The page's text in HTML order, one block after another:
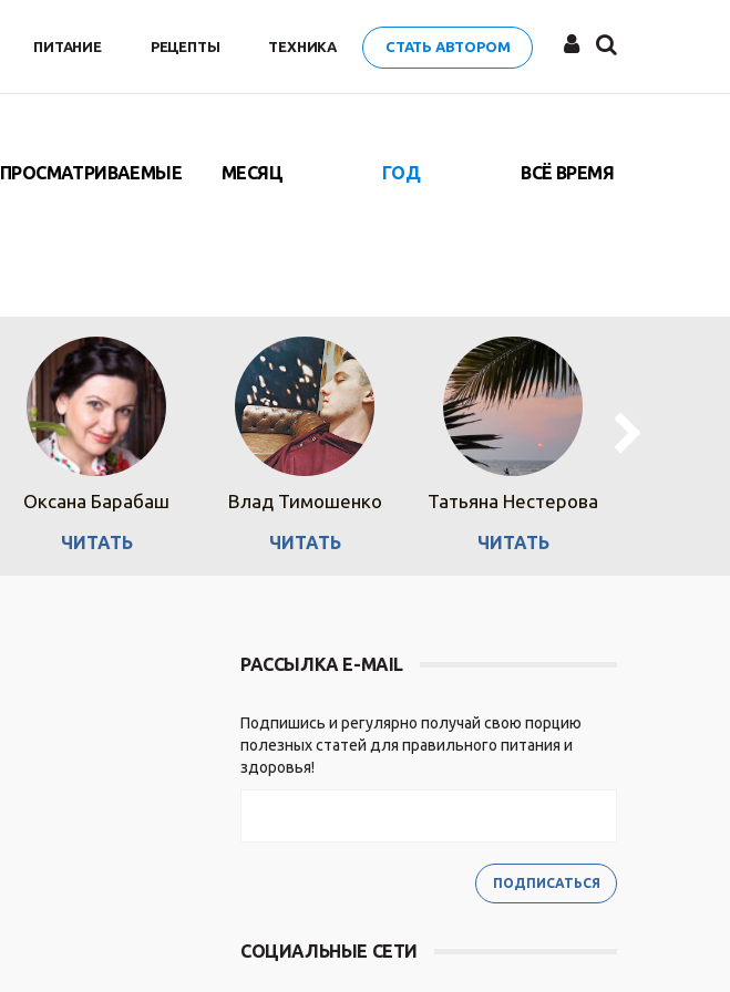
ПИТАНИЕ РЕЦЕПТЫ ТЕХНИКА СТАТЬ АВТОРОМ
ПРОСМАТРИВАЕМЫЕ МЕСЯЦ ГОД ВСЁ ВРЕМЯ
Оксана Барабаш
ЧИТАТЬ
Влад Тимошенко
ЧИТАТЬ
Татьяна Нестерова
ЧИТАТЬ
РАССЫЛКА E-MAIL
Подпишись и регулярно получай свою порцию
полезных статей для правильного питания и
здоровья!
СОЦИАЛЬНЫЕ СЕТИ